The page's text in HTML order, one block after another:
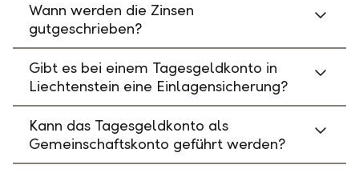
Wann werden die Zinsen
gutgeschrieben?
Gibt es bei einem Tagesgeldkonto in
Liechtenstein eine Einlagensicherung?
Kann das Tagesgeldkonto als
Gemeinschaftskonto geführt werden?